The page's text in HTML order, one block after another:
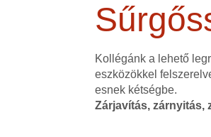
Kollégánk a lehető
eszközökkel
esnek kétségbe.
Zárjavítás, zárnyitás,